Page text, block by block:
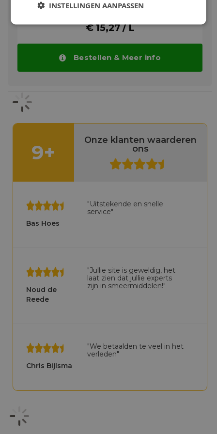
Castrol A747 Racing is een laag as,
ontwikkeld voor gebruik in multi-cilinder,
wegrace
in de verbrandingskamer essentieel is. Castrol
bij gebruik onder vochtige
weersomstandigheden en kan worden
gebruikt in brandstof / olie mengverhouding
tot 40:1.
Toon meer
€ 15,27 / L
Bestellen & Meer info
9+
Onze klanten waarderen
ons
Bas Hoes
"Uitstekende en snelle
service"
Noud de
Reede
"Jullie site is geweldig, het
laat zien dat jullie experts
zijn in smeermiddelen!"
Chris Bijlsma
"We betaalden te veel in het
verleden"
INSTELLINGEN AANPASSEN